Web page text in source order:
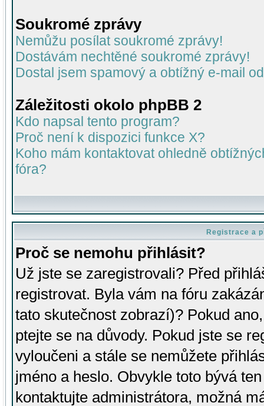
Soukromé zprávy
Nemůžu posílat soukromé zprávy!
Dostávám nechtěné soukromé zprávy!
Dostal jsem spamový a obtížný e-mail
Záležitosti okolo phpBB 2
Kdo napsal tento program?
Proč není k dispozici funkce X?
Koho mám kontaktovat ohledně
fóra?
Registrace a
Proč se nemohu přihlásit?
Už jste se zaregistrovali? Před
registrovat. Byla vám na fóru
tato skutečnost zobrazí)? Pokud
ptejte se na důvody. Pokud jste se
vyloučeni a stále se nemůžete
jméno a heslo. Obvykle toto bývá
kontaktujte administrátora, možná